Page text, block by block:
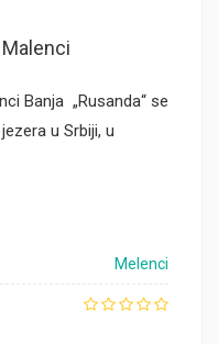
Banja „Rusanda“ se
u Srbiji, u
Melenci